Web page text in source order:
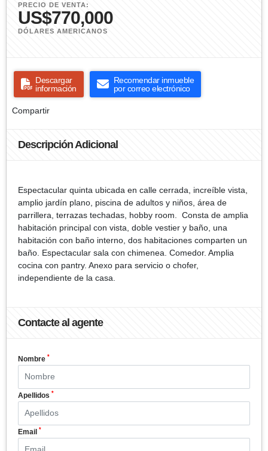
PRECIO DE VENTA:
US$770,000
DÓLARES AMERICANOS
Descargar
información
Recomendar inmueble
por correo electrónico
Compartir
Descripción Adicional
Espectacular quinta ubicada en calle cerrada, increíble vista,
amplio jardín plano, piscina de adultos y niños, área de
parrillera, terrazas techadas, hobby room. Consta de amplia
habitación principal con vista, doble vestier y baño, una
habitación con baño interno, dos habitaciones comparten un
baño. Espectacular sala con chimenea. Comedor. Amplia
cocina con pantry. Anexo para servicio o chofer,
independiente de la casa.
Contacte al agente
Nombre *
Apellidos *
Email *